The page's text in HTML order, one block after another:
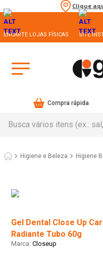
Clique
ENCARTE LOJAS FÍSICAS SITE
Compra rápida
Higiene e Beleza Higiene
Gel Dental Close Up
Radiante Tubo 60g
Closeup